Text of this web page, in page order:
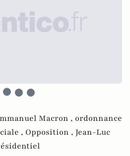
Macron , ordonnance
, Opposition , Jean-Luc